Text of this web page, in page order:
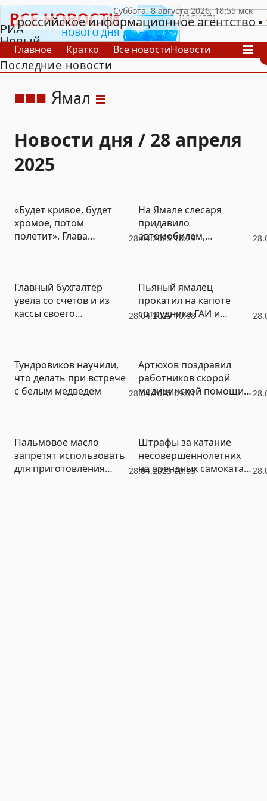
РИА
Новый
День
российское информационное агентство
Главное Кратко Все новостиНовости
В России
В мире
Последние новости
Ямал
Новости дня / 28 апреля
2025
28.04.2025 18:29
«Будет кривое, будет
хромое, потом
полетит». Глава
На Ямале слесаря
придавило
автомобилем,
28.04.2025 10:08
Главный бухгалтер
увела со счетов и из
кассы своего
Пьяный ямалец
прокатил на капоте
сотрудника ГАИ и
28.04.2025 09:31
Тундровиков научили,
что делать при встрече
с белым медведем
Артюхов поздравил
работников скорой
медицинской помощи с
28.04.2025 09:03
Пальмовое масло
запретят использовать
для приготовления
Штрафы за катание
несовершеннолетних
на арендных самокатах